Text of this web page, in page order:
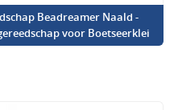
Beadreamer Naald -
voor Boetseerklei